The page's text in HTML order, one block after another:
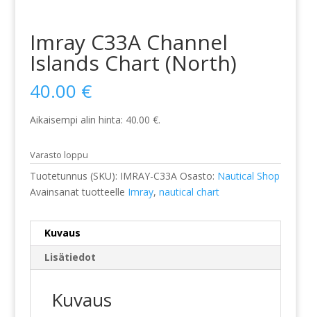
Imray C33A Channel
Islands Chart (North)
40.00 €
Aikaisempi alin hinta: 40.00 €.
Varasto loppu
Tuotetunnus (SKU): IMRAY-C33A Osasto: Nautical Shop
Avainsanat tuotteelle Imray, nautical chart
Kuvaus
Lisätiedot
Kuvaus